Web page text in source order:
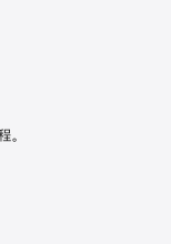
。